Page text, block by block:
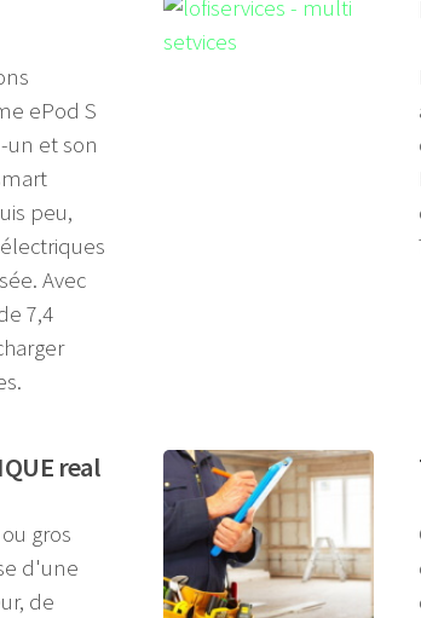
ePod S
un et son
peu,
Avec
7,4
real
gros
d'une
de